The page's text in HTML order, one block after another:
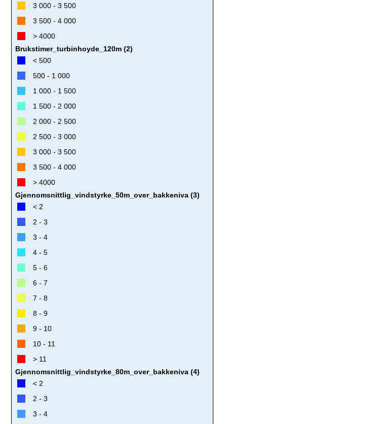
3 000 - 3 500
3 500 - 4 000
> 4000
Brukstimer_turbinhoyde_120m (2)
< 500
500 - 1 000
1 000 - 1 500
1 500 - 2 000
2 000 - 2 500
2 500 - 3 000
3 000 - 3 500
3 500 - 4 000
> 4000
Gjennomsnittlig_vindstyrke_50m_over_bakkeniva (3)
< 2
2 - 3
3 - 4
4 - 5
5 - 6
6 - 7
7 - 8
8 - 9
9 - 10
10 - 11
> 11
Gjennomsnittlig_vindstyrke_80m_over_bakkeniva (4)
< 2
2 - 3
3 - 4